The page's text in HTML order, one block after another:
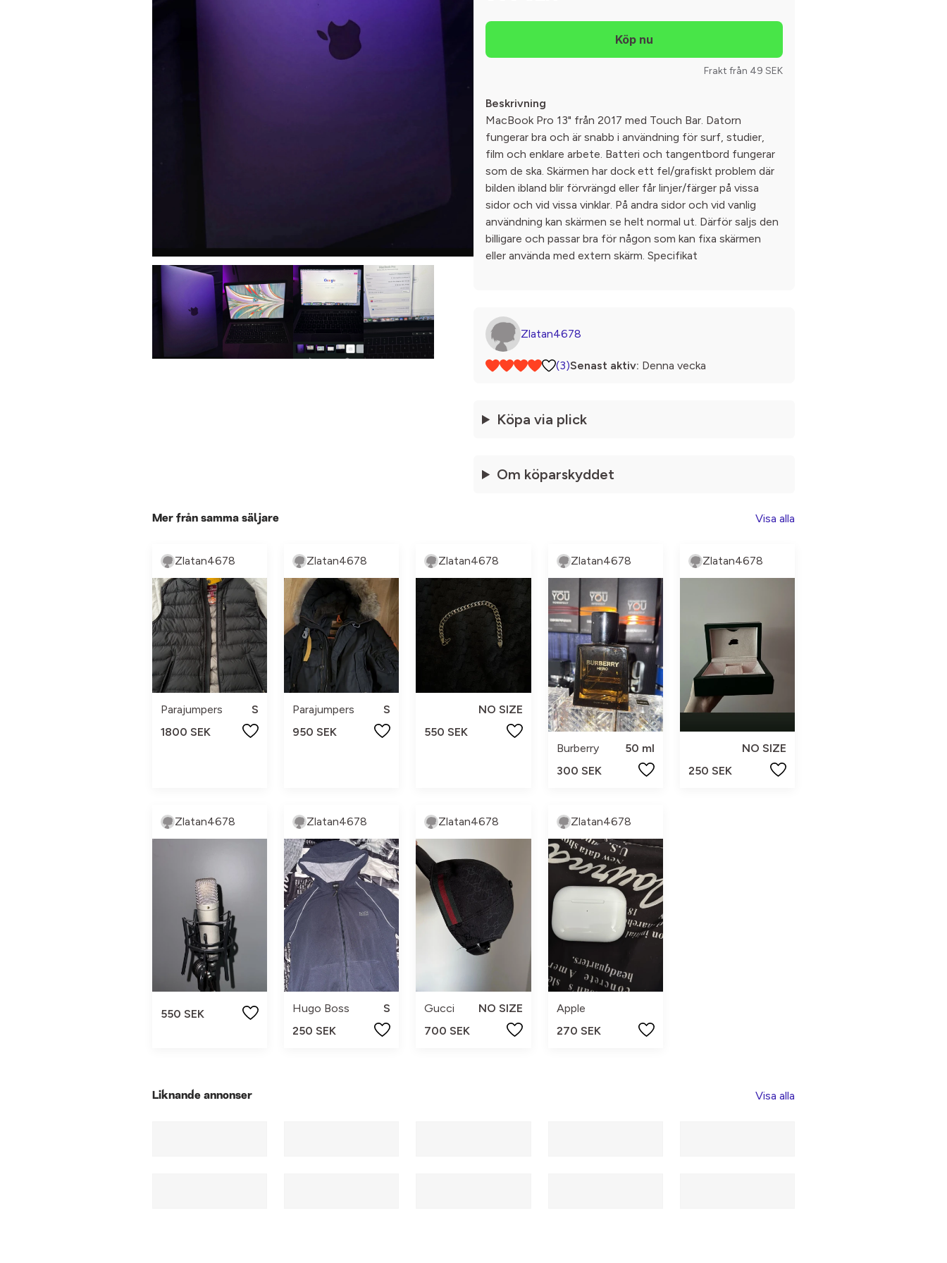
Frakt från 49 SEK
Beskrivning
MacBook Pro 13" från 2017 med Touch Bar. Datorn
fungerar bra och är snabb i användning för surf, studier,
film och enklare arbete. Batteri och tangentbord fungerar
som de ska. Skärmen har dock ett fel/grafiskt problem där
bilden ibland blir förvrängd eller får linjer/färger på vissa
sidor och vid vissa vinklar. På andra sidor och vid vanlig
användning kan skärmen se helt normal ut. Därför saljs den
billigare och passar bra för någon som kan fixa skärmen
eller använda med extern skärm. Specifikat
Zlatan4678
(3)Senast aktiv: Denna vecka
Köpa via plick
Om köparskyddet
Mer från samma säljare Visa alla
Zlatan4678
Parajumpers
S
1800 SEK
Zlatan4678
Parajumpers
S
950 SEK
Zlatan4678
NO SIZE
550 SEK
Zlatan4678
Burberry
50 ml
300 SEK
Zlatan4678
NO SIZE
250 SEK
Zlatan4678
550 SEK
Zlatan4678
Hugo Boss
S
250 SEK
Zlatan4678
Gucci
NO SIZE
700 SEK
Zlatan4678
Apple
270 SEK
Liknande annonser Visa alla